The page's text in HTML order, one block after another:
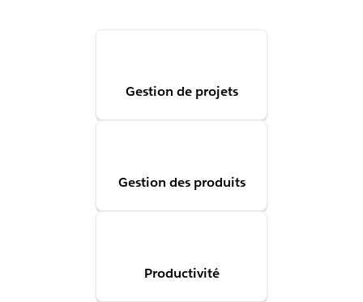
Gestion de projets
Gestion des produits
Productivité